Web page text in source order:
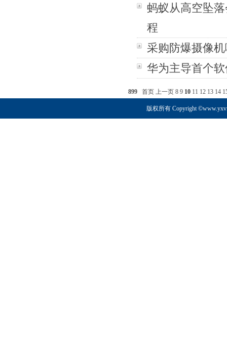
蚂蚁从高空坠
程
采购防爆摄像
华为主导首个
899 首页 上一页 8 9 10 11 12 13 14
版权所有 Copyright